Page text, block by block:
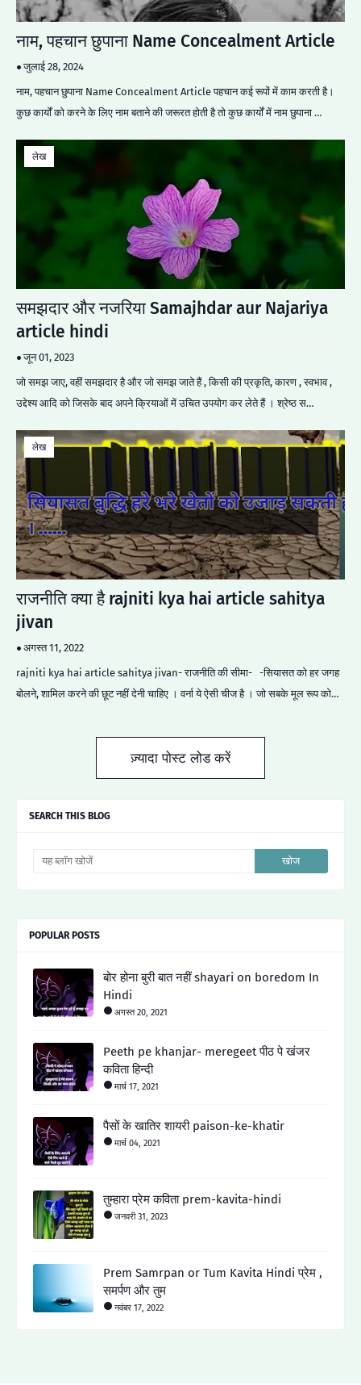
नाम, पहचान छुपाना Name Concealment Article
जुलाई 28, 2024
नाम, पहचान छुपाना Name Concealment Article पहचान कई रूपों में काम करती है।
कुछ कार्यों को करने के लिए नाम बताने की जरूरत होती है तो कुछ कार्यों में नाम छुपाना …
लेख
समझदार और नजरिया Samajhdar aur Najariya
article hindi
जून 01, 2023
जो समझ जाए, वहीं समझदार है और जो समझ जाते हैं , किसी की प्रकृति, कारण , स्वभाव ,
उद्देश्य आदि को जिसके बाद अपने क्रियाओं में उचित उपयोग कर लेते हैं । श्रेष्ठ स…
लेख
राजनीति क्या है rajniti kya hai article sahitya
jivan
अगस्त 11, 2022
rajniti kya hai article sahitya jivan- राजनीति की सीमा- -सियासत को हर जगह
बोलने, शामिल करने की छूट नहीं देनी चाहिए । वर्ना ये ऐसी चीज है । जो सबके मूल रूप को…
ज़्यादा पोस्ट लोड करें
SEARCH THIS BLOG
POPULAR POSTS
बोर होना बुरी बात नहीं shayari on boredom In
Hindi
अगस्त 20, 2021
Peeth pe khanjar- meregeet पीठ पे खंजर
कविता हिन्दी
मार्च 17, 2021
पैसों के खातिर शायरी paison-ke-khatir
मार्च 04, 2021
तुम्हारा प्रेम कविता prem-kavita-hindi
जनवरी 31, 2023
Prem Samrpan or Tum Kavita Hindi प्रेम ,
समर्पण और तुम
नवंबर 17, 2022